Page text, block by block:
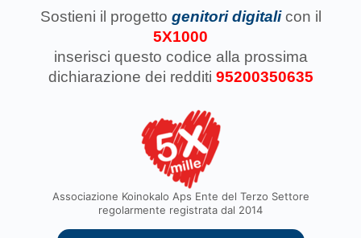
Sostieni il progetto genitori digitali con il
5X1000
inserisci questo codice alla prossima
dichiarazione dei redditi 95200350635
Associazione Koinokalo Aps Ente del Terzo Settore
regolarmente registrata dal 2014